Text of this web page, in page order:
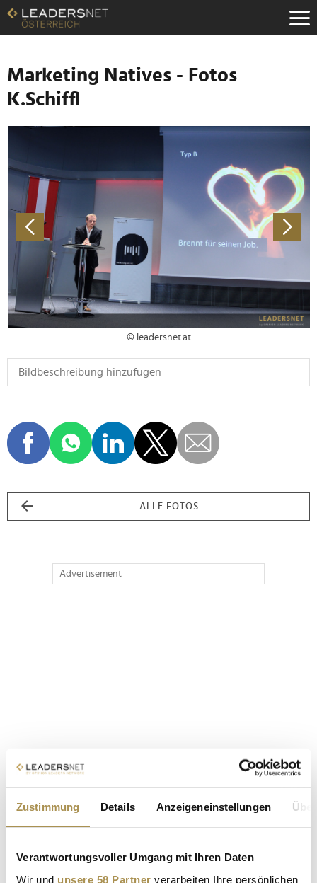
Zustimmung Details Anzeigeneinstellungen
Verantwortungsvoller Umgang mit Ihren Daten
Wir und unsere 58 Partner verarbeiten Ihre persönlichen
Zum
Inhalt
Zur
Navigation
Zur
Hauptnavigation
Marketing Natives - Fotos
K.Schiffl
© leadersnet.at
ALLE FOTOS
Advertisement